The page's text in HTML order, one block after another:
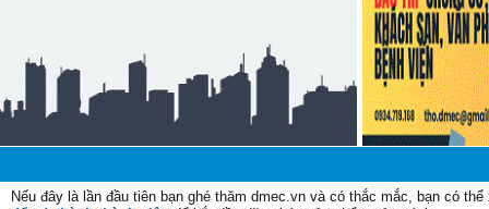
Nếu đây là lần đầu tiên bạn ghé thăm dmec.vn và có thắc mắc, bạn có